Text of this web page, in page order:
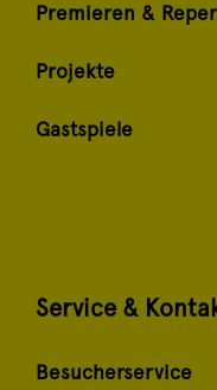
Premieren &
Projekte
Gastspiele
Service &
Besucherservice